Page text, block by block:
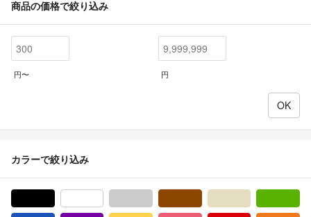
商品の価格で絞り込み
円〜 円
カラーで絞り込み